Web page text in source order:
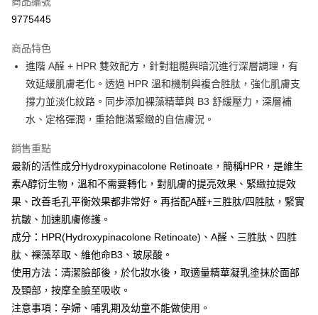
超商取貨付款
Apple Pay
街口支付
悠遊付
Google Pay
全盈+PAY
【大哥付你分期使用說明】
1.本服務由台灣大哥大提供，台灣大哥大用戶可立即使用無須另外申請。
2.付款方式選擇「大哥付你分期」，訂單成立後會自動跳轉到大哥付的交易
流程，驗證手機門號後，選擇欲分期的期數、繳款截止日，確認付款後即完
成交易。
3.實際核准額度、可分期數及費用金額請依後續交易確認頁面所載為準。
4.訂單成立30分鐘內，如未前往確認交易或遇審核未通過，訂單將自動取
AFTEE先享後付
相關說明
【關於「AFTEE先享後付」】
AFTEE先享後付是「在收到商品之後才付款」的支付方式。 讓您購物簡單
便利好安心！
１．簡單：不需註冊會員、不需綁卡、不需儲值。
貨到付款
9775445
商品特色
進階 A醛 + HPR 雙效配方，針對粗糙與暗沉進行深層調理，有
效延緩肌膚老化。透過 HPR 溫和機制與複合胜肽，強化肌膚支
撐力並淡化紋路。同步添加裸藻精華與 B3 舒緩壓力，深層補
水、定格彈潤，重拾飽滿緊緻的自信膚況。
銷售重點
最新的活性成分Hydroxypinacolone Retinoate，簡稱HPR，是維生
素A醇衍生物，溫和不需要轉化，對肌膚的提亮效果、緊緻拉提效
果、改善毛孔平衡效果都非常好。再搭配A醛+三胜肽/四胜肽，緊實
抗皺、加速肌膚修護。
成分：HPR(Hydroxypinacolone Retinoate)、A醛、三胜肽、四胜
肽、裸藻萃取、維他命B3、玻尿酸。
使用方法：清潔臉部後，於化妝水後，取適量精華凝乳塗抹於面部
及頸部，按摩全臉至吸收。
注意事項：孕婦、哺乳期及幼童不能做使用。